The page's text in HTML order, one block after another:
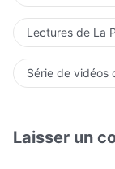
Lectures de La
Série de
Laisser un